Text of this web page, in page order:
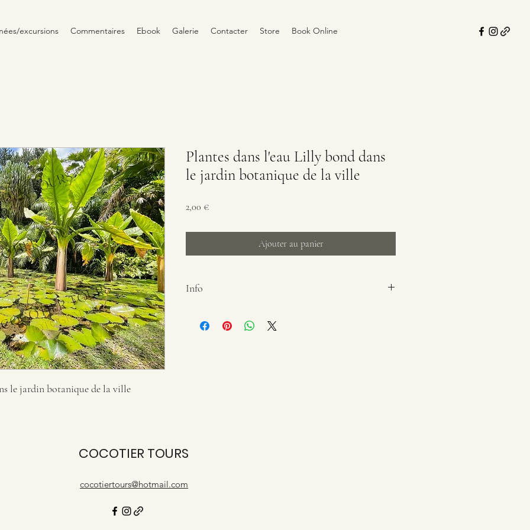
excursions Commentaires Ebook Galerie Contacter Store Book Online
le jardin botanique de la ville
Plantes dans l'eau Lilly bond dans
le jardin botanique de la ville
2,00 €Prix
Ajouter au panier
Info
Taille : 14,8 Mo
COCOTIER TOURS
cocotiertours@hotmail.com